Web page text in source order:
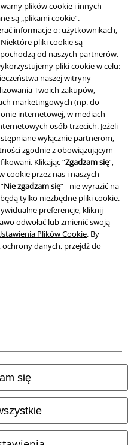
plików cookie i innych
są „plikami cookie”.
informacje o: użytkownikach,
pliki cookie są
od naszych partnerów.
pliki cookie w celu:
naszej witryny
Twoich zakupów,
marketingowych (np. do
internetowej, w mediach
osób trzecich. Jeżeli
wyłącznie partnerom,
zgodnie z obowiązującym
Klikając “Zgadzam się”,
cookie przez nas i naszych
Nie zgadzam się” - nie wyrazić na
tylko niezbędne pliki cookie.
preferencje, kliknij
odwołać lub zmienić swoją
Plików Cookie. By
danych, przejdź do
się
- i korzystaj z nowych
Company
środowiska